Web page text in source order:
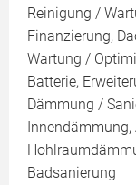
Reinigung /
Finanzierung,
Wartung /
Batterie,
Dämmung /
Badsanierung